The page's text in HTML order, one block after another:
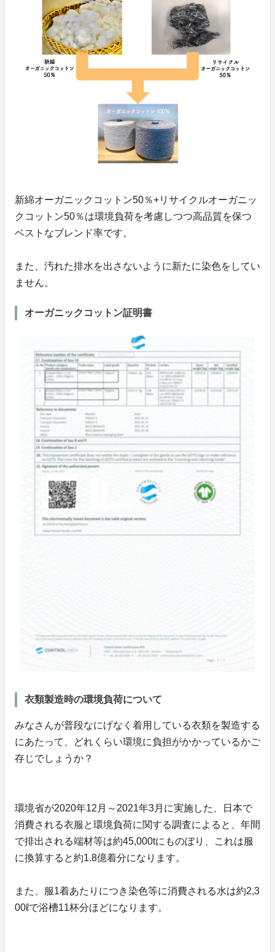
新綿オーガニックコットン50％+リサイクルオーガニッ
クコットン50％は環境負荷を考慮しつつ高品質を保つ
ベストなブレンド率です。
また、汚れた排水を出さないように新たに染色をしてい
ません。
オーガニックコットン証明書
衣類製造時の環境負荷について
みなさんが普段なにげなく着用している衣類を製造する
にあたって、どれくらい環境に負担がかかっているかご
存じでしょうか？
環境省が2020年12月～2021年3月に実施した、日本で
消費される衣服と環境負荷に関する調査によると、年間
で排出される端材等は約45,000tにものぼり、これは服
に換算すると約1.8億着分になります。
また、服1着あたりにつき染色等に消費される水は約2,3
00ℓで浴槽11杯分ほどになります。